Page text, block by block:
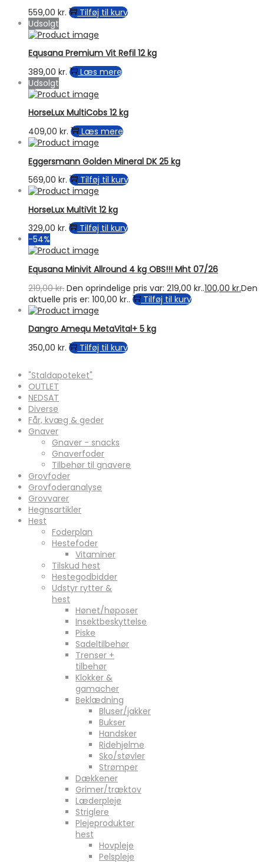
559,00 kr.
Tilføj til kurv
Udsolgt
Equsana Premium Vit Refil 12 kg
389,00 kr.
Læs mere
Udsolgt
HorseLux MultiCobs 12 kg
409,00 kr. Læs mere
Eggersmann Golden Mineral DK 25 kg
569,00 kr. Tilføj til kurv
HorseLux MultiVit 12 kg
329,00 kr.
Tilføj til kurv
-54%
Equsana Minivit Allround 4 kg OBS!!! Mht 07/26
219,00kr. Den oprindelige pris var: 219,00 kr..100,00 kr.Den
aktuelle pris er: 100,00 kr..
Tilføj til kurv
Dangro Amequ MetaVital+ 5 kg
350,00 kr. Tilføj til kurv
"Staldapoteket"
OUTLET
NEDSAT
Diverse
Får, kvæg & geder
Gnaver
Gnaver - snacks
Gnaverfoder
Tilbehør til gnavere
Grovfoder
Grovfoderanalyse
Grovvarer
Hegnsartikler
Hest
Foderplan
Hestefoder
Vitaminer
Tilskud hest
Hestegodbidder
Udstyr rytter &
hest
Hønet/høposer
Insektbeskyttelse
Piske
Sadeltilbehør
Trenser +
tilbehør
Klokker &
gamacher
Beklædning
Bluser/jakker
Bukser
Handsker
Ridehjelme
Sko/støvler
Strømper
Dækkener
Grimer/træktov
Læderpleje
Striglere
Plejeprodukter
hest
Hovpleje
Pelspleje